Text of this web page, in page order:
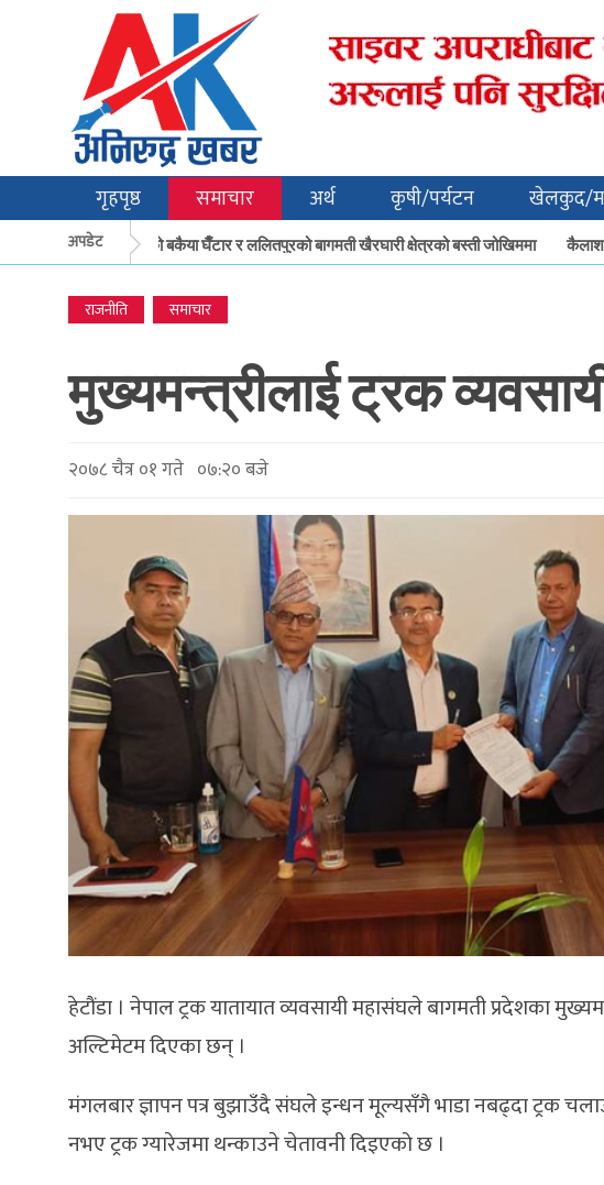
गृहपृष्ठ समाचार अर्थ कृषी/पर्यटन खेलकुद/
अपडेट
मकवानपुरको बकैया घैँटार र ललितपुरको बागमती खैरघारी क्षेत्रको बस्ती जोखिममा
राजनीति समाचार
मुख्यमन्त्रीलाई ट्रक
२०७८ चैत्र ०१ गते ०७:२० बजे
हेटौंडा । नेपाल ट्रक यातायात व्यवसायी महासंघले बागमती प्रदेशका
अल्टिमेटम दिएका छन् ।
मंगलबार ज्ञापन पत्र बुझाउँदै संघले इन्धन मूल्यसँगै भाडा नबढ्दा ट्रक
नभए ट्रक ग्यारेजमा थन्काउने चेतावनी दिइएको छ ।